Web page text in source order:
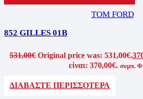
TOM FORD
852 GILLES 01B
531,00€ Original price was: 531,00€.
είναι: 370,00€. συμπ.
ΔΙΑΒΑΣΤΕ ΠΕΡΙΣΣΟΤΕΡΑ